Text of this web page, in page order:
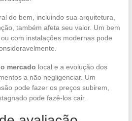
do bem, incluindo sua arquitetura,
também afeta seu valor. Um bem
com instalações modernas pode
mercado local e a evolução dos
a não negligenciar. Um
pode fazer os preços subirem,
pode fazê-los cair.